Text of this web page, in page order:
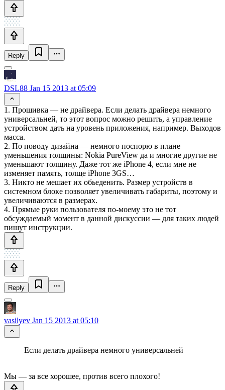
Reply
DSL88 Jan 15 2013 at 05:09
1. Прошивка — не драйвера. Если делать драйвера немного
универсальней, то этот вопрос можно решить, а управление
устройством дать на уровень приложения, например. Выходов
масса.
2. По поводу дизайна — немного поспорю в плане
уменьшения толщины: Nokia PureView да и многие другие не
уменьшают толщину. Даже тот же iPhone 4, если мне не
изменяет память, толще iPhone 3GS…
3. Никто не мешает их обьеденить. Размер устройств в
системном блоке позволяет увеличивать габариты, поэтому и
увеличиваются в размерах.
4. Прямые руки пользователя по-моему это не тот
обсуждаемый момент в данной дискуссии — для таких людей
пишут инструкции.
Reply
vasilyev Jan 15 2013 at 05:10
Если делать драйвера немного универсальней
Мы — за все хорошее, против всего плохого!